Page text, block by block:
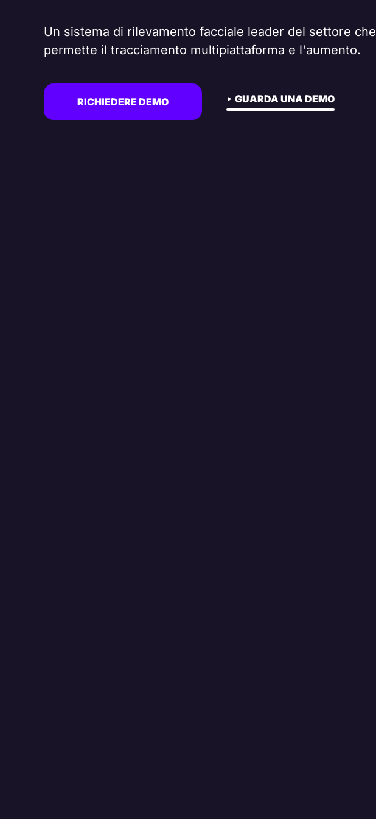
Un sistema di rilevamento facciale leader del settore che
permette il tracciamento multipiattaforma e l'aumento.
RICHIEDERE DEMO GUARDA UNA DEMO